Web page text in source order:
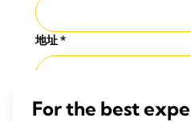
地址*
邮政编码*
For the best